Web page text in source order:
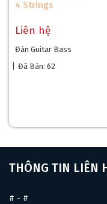
4 Strings
Liên hệ
Đàn Guitar Bass
Đã Bán: 62
THÔNG TIN LIÊN
# - #